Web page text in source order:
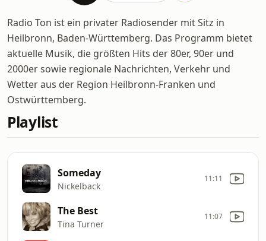
Radio Ton ist ein privater Radiosender mit Sitz in
Heilbronn, Baden-Württemberg. Das Programm bietet
aktuelle Musik, die größten Hits der 80er, 90er und
2000er sowie regionale Nachrichten, Verkehr und
Wetter aus der Region Heilbronn-Franken und
Ostwürttemberg.
Playlist
Someday
Nickelback
11:11
The Best
Tina Turner
11:07